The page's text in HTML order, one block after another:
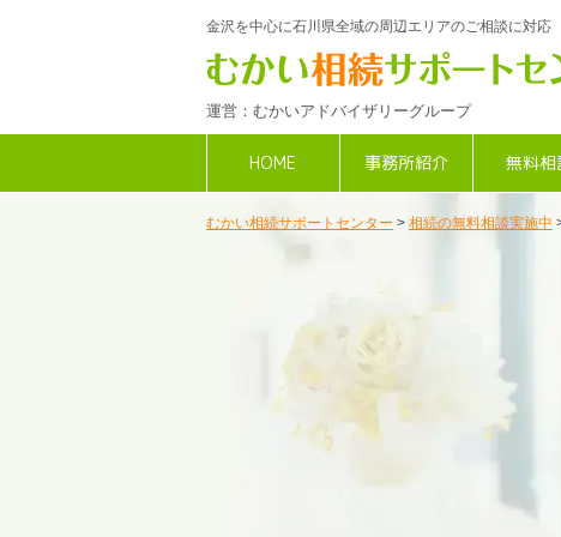
金沢を中心に石川県全域の周辺エリアのご相談に対応
運営：むかいアドバイザリーグループ
HOME 事務所紹介 無料相
むかい相続サポートセンター > 相続の無料相談実施中